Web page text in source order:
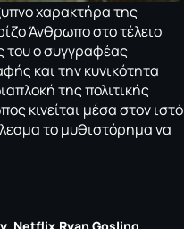
χαρακτήρα της
Άνθρωπο στο τέλειο
του ο συγγραφέας
και την κυνικότητα
της πολιτικής
κινείται μέσα στον ιστό
το μυθιστόρημα να